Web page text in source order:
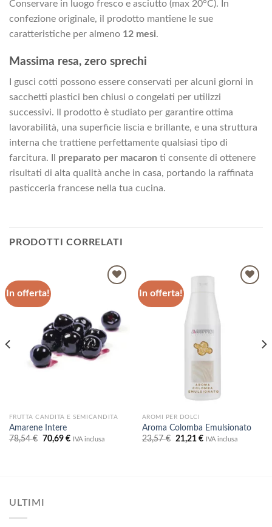
Conservare in luogo fresco e asciutto (max 20°C). In
confezione originale, il prodotto mantiene le sue
caratteristiche per almeno 12 mesi.
Massima resa, zero sprechi
I gusci cotti possono essere conservati per alcuni giorni in
sacchetti plastici ben chiusi o congelati per utilizzi
successivi. Il prodotto è studiato per garantire ottima
lavorabilità, una superficie liscia e brillante, e una struttura
interna che trattiene perfettamente qualsiasi tipo di
farcitura. Il preparato per macaron ti consente di ottenere
risultati di alta qualità anche in casa, portando la raffinata
pasticceria francese nella tua cucina.
PRODOTTI CORRELATI
In offerta!
dei
desideri
FRUTTA CANDITA E SEMICANDITA
Amarene Intere
78,54€ Il70,69 €IlIVA inclusa
In offerta!
AROMI PER DOLCI
Aroma Colomba Emulsionato
23,57€ Il
21,21 €IlIVA inclusa
ULTIMI